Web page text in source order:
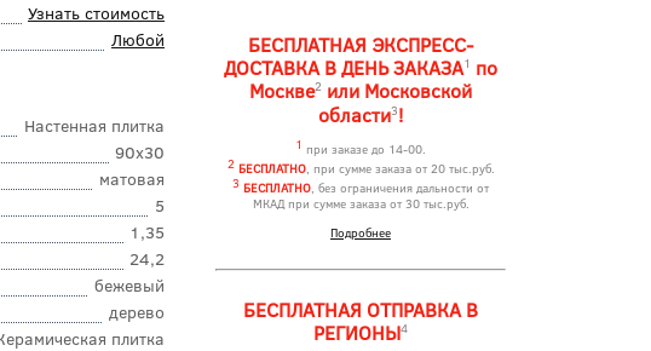
Узнать стоимость
Любой
Настенная плитка
90x30
матовая
5
1,35
24,2
бежевый
дерево
плитка
БЕСПЛАТНАЯ ЭКСПРЕСС-
ДОСТАВКА В ДЕНЬ ЗАКАЗА1 по
Москве2 или Московской
области3!
1 при заказе до 14-00.
2 БЕСПЛАТНО, при сумме заказа от 20 тыс.руб.
3 БЕСПЛАТНО, без ограничения дальности от
МКАД при сумме заказа от 30 тыс.руб.
Подробнее
БЕСПЛАТНАЯ ОТПРАВКА В
РЕГИОНЫ4